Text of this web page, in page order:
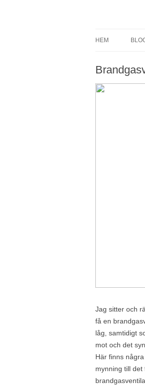
HEM
Jag sitter och
få en
låg, samtidigt
mot och det
Här finns
mynning till